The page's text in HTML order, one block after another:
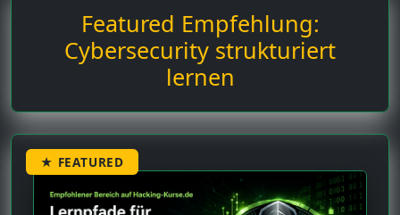
Featured Empfehlung:
Cybersecurity strukturiert
lernen
★ FEATURED